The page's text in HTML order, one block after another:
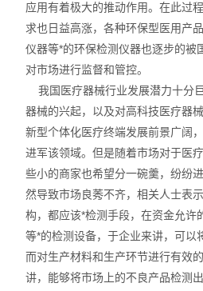
邻苯检测仪
元素分析仪
镀层厚度分析仪
应用有着极大的推动作用。在此过
求也日益高涨，各种环保型医用产
仪器等*的环保检测仪器也逐步的被
对市场进行监督和管控。
我国医疗器械行业发展潜力十分
器械的兴起，以及对高科技医疗器
新型个体化医疗终端发展前景广阔
进军该领域。但是随着市场对于医
些小的商家也希望分一碗羹，纷纷
然导致市场良莠不齐，相关人士表
构，都应该*检测手段，在资金允许
等*的检测设备，于企业来讲，可以
而对生产材料和生产环节进行有效
讲，能够将市场上的不良产品检测